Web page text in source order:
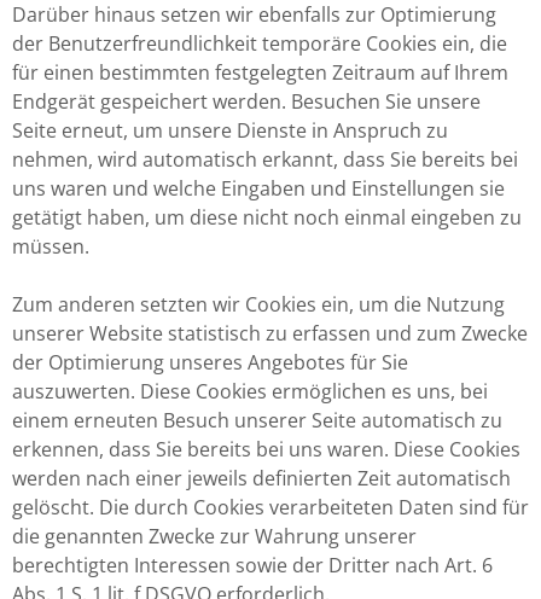
Darüber hinaus setzen wir ebenfalls zur Optimierung
der Benutzerfreundlichkeit temporäre Cookies ein, die
für einen bestimmten festgelegten Zeitraum auf Ihrem
Endgerät gespeichert werden. Besuchen Sie unsere
Seite erneut, um unsere Dienste in Anspruch zu
nehmen, wird automatisch erkannt, dass Sie bereits bei
uns waren und welche Eingaben und Einstellungen sie
getätigt haben, um diese nicht noch einmal eingeben zu
müssen.
Zum anderen setzten wir Cookies ein, um die Nutzung
unserer Website statistisch zu erfassen und zum Zwecke
der Optimierung unseres Angebotes für Sie
auszuwerten. Diese Cookies ermöglichen es uns, bei
einem erneuten Besuch unserer Seite automatisch zu
erkennen, dass Sie bereits bei uns waren. Diese Cookies
werden nach einer jeweils definierten Zeit automatisch
gelöscht. Die durch Cookies verarbeiteten Daten sind für
die genannten Zwecke zur Wahrung unserer
berechtigten Interessen sowie der Dritter nach Art. 6